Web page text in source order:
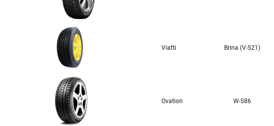
Viatti Brina (V-521)
Ovation W-586